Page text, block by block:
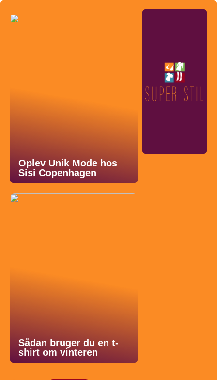
Oplev Unik Mode hos
Sisi Copenhagen
Sådan bruger du en t-
shirt om vinteren